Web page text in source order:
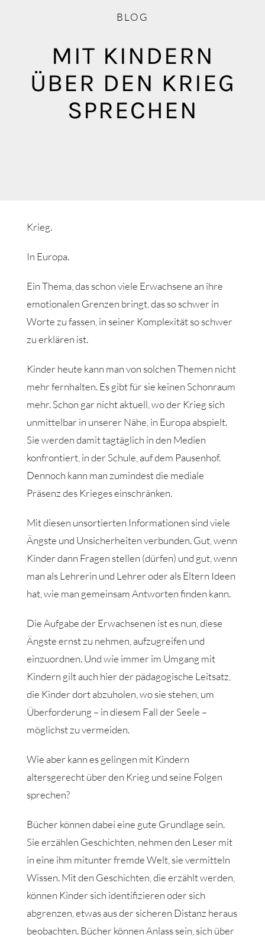
BLOG
MIT KINDERN
ÜBER DEN KRIEG
SPRECHEN
Krieg.
In Europa.
Ein Thema, das schon viele Erwachsene an ihre
emotionalen Grenzen bringt, das so schwer in
Worte zu fassen, in seiner Komplexität so schwer
zu erklären ist.
Kinder heute kann man von solchen Themen nicht
mehr fernhalten. Es gibt für sie keinen Schonraum
mehr. Schon gar nicht aktuell, wo der Krieg sich
unmittelbar in unserer Nähe, in Europa abspielt.
Sie werden damit tagtäglich in den Medien
konfrontiert, in der Schule, auf dem Pausenhof.
Dennoch kann man zumindest die mediale
Präsenz des Krieges einschränken.
Mit diesen unsortierten Informationen sind viele
Ängste und Unsicherheiten verbunden. Gut, wenn
Kinder dann Fragen stellen (dürfen) und gut, wenn
man als Lehrerin und Lehrer oder als Eltern Ideen
hat, wie man gemeinsam Antworten finden kann.
Die Aufgabe der Erwachsenen ist es nun, diese
Ängste ernst zu nehmen, aufzugreifen und
einzuordnen. Und wie immer im Umgang mit
Kindern gilt auch hier der pädagogische Leitsatz,
die Kinder dort abzuholen, wo sie stehen, um
Überforderung – in diesem Fall der Seele –
möglichst zu vermeiden.
Wie aber kann es gelingen mit Kindern
altersgerecht über den Krieg und seine Folgen
sprechen?
Bücher können dabei eine gute Grundlage sein.
Sie erzählen Geschichten, nehmen den Leser mit
in eine ihm mitunter fremde Welt, sie vermitteln
Wissen. Mit den Geschichten, die erzählt werden,
können Kinder sich identifizieren oder sich
abgrenzen, etwas aus der sicheren Distanz heraus
beobachten. Bücher können Anlass sein, sich über